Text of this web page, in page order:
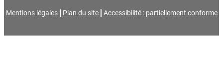
Mentions légales Plan du site Accessibilité : partiellement conforme